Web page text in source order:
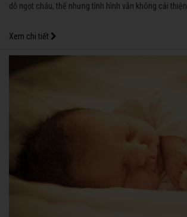
dỗ ngọt cháu, thế nhưng tình hình vẫn không cải thiện.
Xem chi tiết